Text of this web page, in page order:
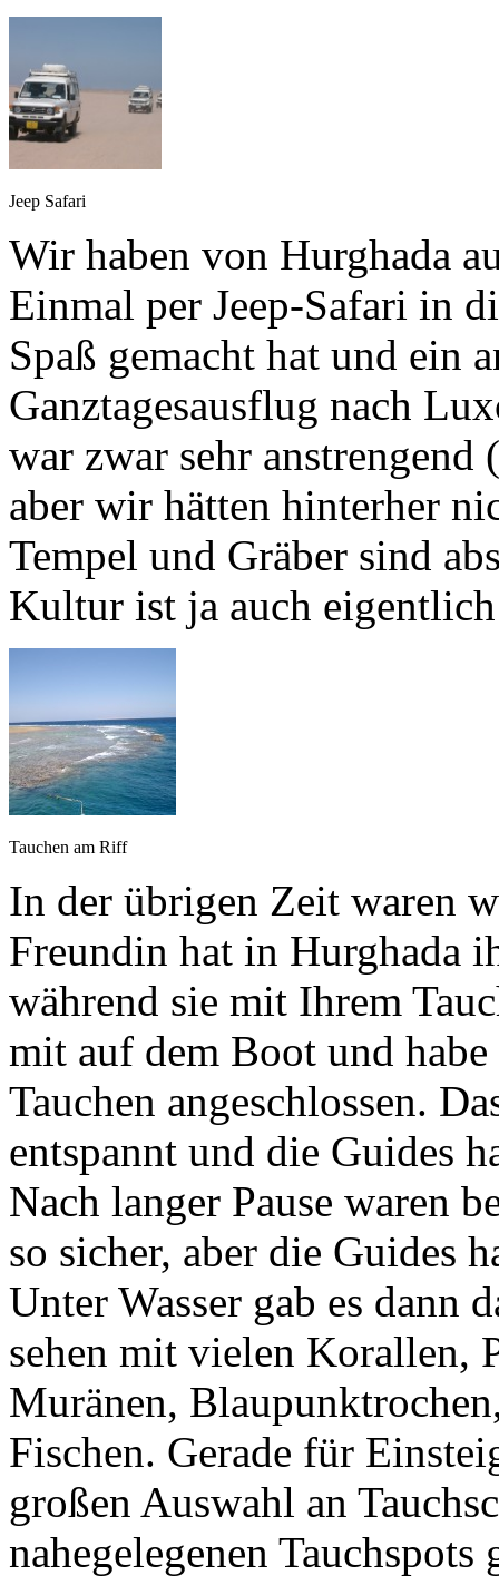
Jeep Safari
Wir haben von Hurghada
Einmal per Jeep-Safari in
Spaß gemacht hat und ein
Ganztagesausflug nach
war zwar sehr
aber wir hätten hinterher
Tempel und Gräber sind
Kultur ist ja auch
Tauchen am Riff
In der übrigen Zeit waren
Freundin hat in Hurghada
während sie mit Ihrem
mit auf dem Boot und
Tauchen angeschlossen.
entspannt und die Guides
Nach langer Pause waren
so sicher, aber die Guides
Unter Wasser gab es dann
sehen mit vielen Korallen,
Muränen,
Fischen. Gerade für
großen Auswahl an
nahegelegenen